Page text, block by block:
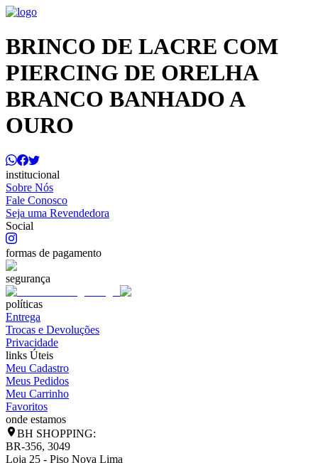
BRINCO DE LACRE COM
PIERCING DE ORELHA
BRANCO BANHADO A
OURO
institucional
Sobre Nós
Fale Conosco
Seja uma Revendedora
Social
formas de pagamento
segurança
políticas
Entrega
Trocas e Devoluções
Privacidade
links Úteis
Meu Cadastro
Meus Pedidos
Meu Carrinho
Favoritos
onde estamos
BH SHOPPING:
BR-356, 3049
Loja 25 - Piso Nova Lima